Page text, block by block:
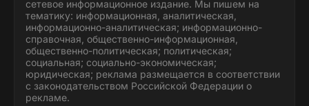
сетевое информационное издание. Мы пишем на
тематику: информационная, аналитическая,
информационно-аналитическая; информационно-
справочная, общественно-информационная,
общественно-политическая; политическая;
социальная; социально-экономическая;
юридическая; реклама размещается в соответствии
с законодательством Российской Федерации о
рекламе.